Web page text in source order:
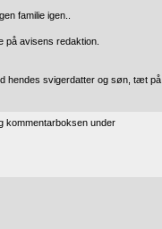
familie igen..
på avisens redaktion.
hendes svigerdatter og søn, tæt på
kommentarboksen under